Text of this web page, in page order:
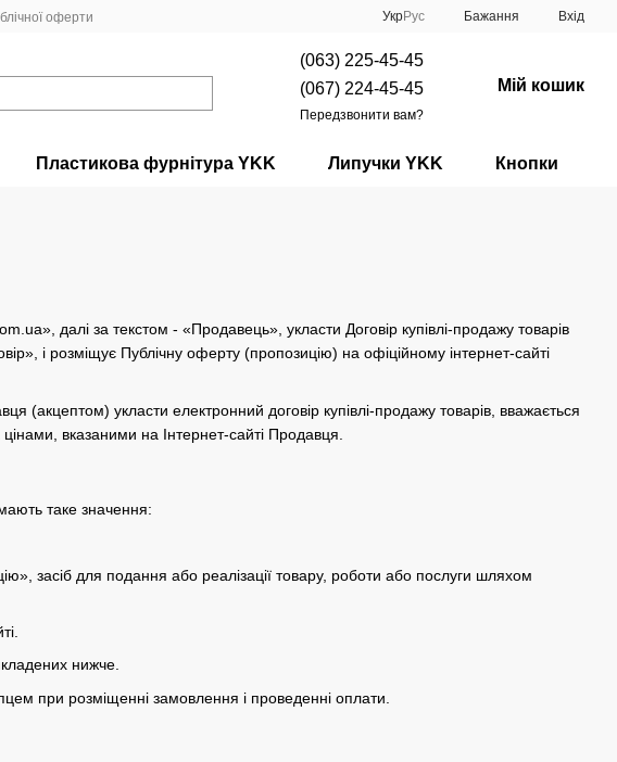
оферти УкрРус Бажання Вхід
(063) 225-45-45
(067) 224-45-45
Передзвонити вам?
Мій кошик
Пластикова фурнітура YKK Липучки YKK Кнопки
далі за текстом - «Продавець», укласти Договір купівлі-продажу товарів
і розміщує Публічну оферту (пропозицію) на офіційному інтернет-сайті
укласти електронний договір купівлі-продажу товарів, вважається
вказаними на Інтернет-сайті Продавця.
таке значення:
засіб для подання або реалізації товару, роботи або послуги шляхом
нижче.
при розміщенні замовлення і проведенні оплати.